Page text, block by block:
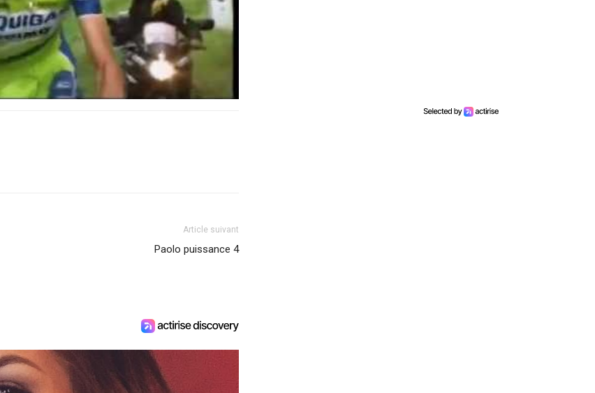
Article suivant
Paolo puissance 4